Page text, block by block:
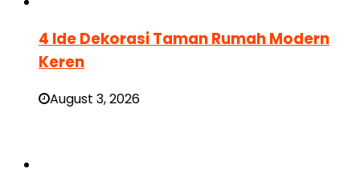
4 Ide Dekorasi Taman Rumah Modern
Keren
August 3, 2026